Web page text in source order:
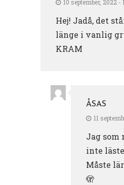
10 september, 2022 -
Hej! Jadå, det
länge i vanlig
KRAM
ÅSAS
11
Jag som
inte
Måste
🫣